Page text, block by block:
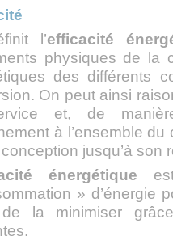
l’efficacité
physiques de la
des différents
On peut ainsi
et, de
à l’ensemble
jusqu’à son
énergétique
» d’énergie
de la minimiser